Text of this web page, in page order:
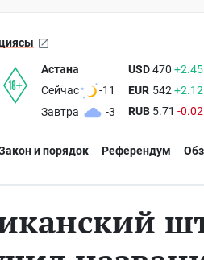
Астана
Сейчас
-11
Завтра
-3
USD470 +2.45
EUR 542 +2.12
RUB 5.71 -0.02
и порядок Референдум